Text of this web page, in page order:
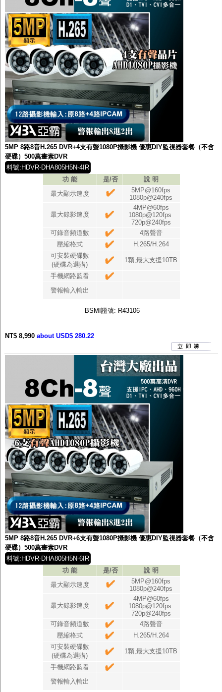
5MP 8路8音H.265 DVR+4支有聲1080P攝影機 優惠DIY監視器套餐（不含
硬碟）500萬畫素DVR
料號:HDVR-DHA805H5N-4IR
功 能
是/否
說 明
最大顯示速度
5MP@160fps
1080p@240fps
最大錄影速度
4MP@60fps
1080p@120fps
720p@240fps
可錄音頻道數
4路聲音
壓縮格式
H.265/H.264
可安裝硬碟數
(硬碟為選購)
1顆,最大支援10TB
手機網路監看
警報輸入輸出
BSMI證號: R43106
NT$ 8,990 about USD$ 280.22
5MP 8路8音H.265 DVR+6支有聲1080P攝影機 優惠DIY監視器套餐（不含
硬碟）500萬畫素DVR
料號:HDVR-DHA805H5N-6IR
功 能
是/否
說 明
最大顯示速度
5MP@160fps
1080p@240fps
最大錄影速度
4MP@60fps
1080p@120fps
720p@240fps
可錄音頻道數
4路聲音
壓縮格式
H.265/H.264
可安裝硬碟數
(硬碟為選購)
1顆,最大支援10TB
手機網路監看
警報輸入輸出